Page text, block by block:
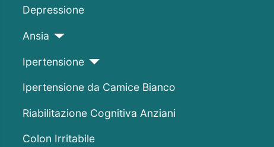
Depressione
Ansia
Ipertensione
Ipertensione da Camice Bianco
Riabilitazione Cognitiva Anziani
Colon Irritabile